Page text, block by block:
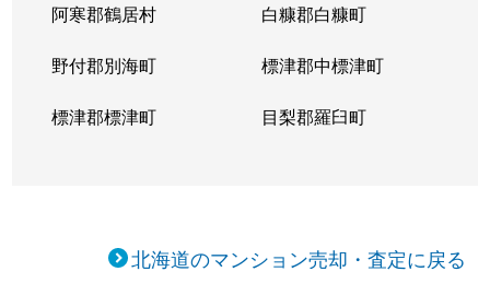
阿寒郡鶴居村 白糠郡白糠町
野付郡別海町 標津郡中標津町
標津郡標津町 目梨郡羅臼町
北海道のマンション売却・査定に戻る